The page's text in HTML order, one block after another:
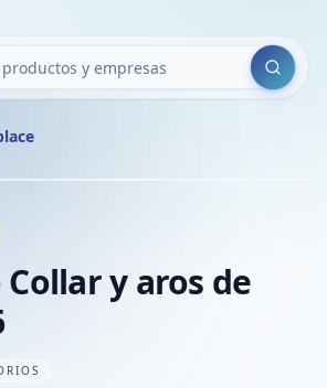
Buscar
y aros de